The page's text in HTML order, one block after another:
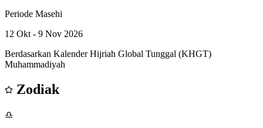
Periode Masehi
12 Okt - 9 Nov 2026
Berdasarkan Kalender Hijriah Global Tunggal (KHGT)
Muhammadiyah
Zodiak
♎